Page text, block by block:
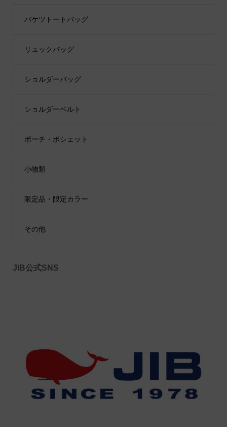
バケツトートバッグ
リュックバッグ
ショルダーバッグ
ショルダーベルト
ポーチ・ポシェット
小物類
限定品・限定カラー
その他
JIB公式SNS